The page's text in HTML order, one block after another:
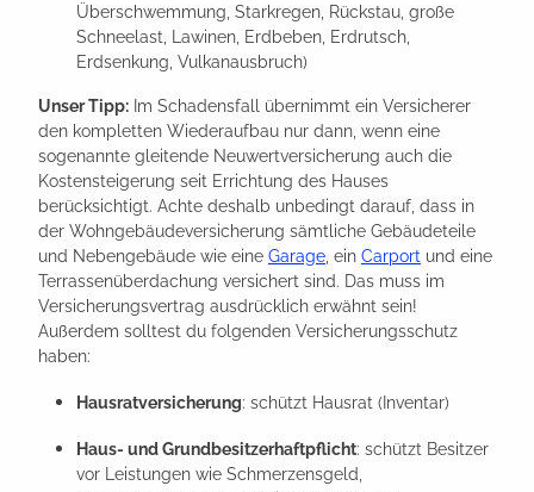
Überschwemmung, Starkregen, Rückstau, große
Schneelast, Lawinen, Erdbeben, Erdrutsch,
Erdsenkung, Vulkanausbruch)
Unser Tipp: Im Schadensfall übernimmt ein Versicherer
den kompletten Wiederaufbau nur dann, wenn eine
sogenannte gleitende Neuwertversicherung auch die
Kostensteigerung seit Errichtung des Hauses
berücksichtigt. Achte deshalb unbedingt darauf, dass in
der Wohngebäudeversicherung sämtliche Gebäudeteile
und Nebengebäude wie eine Garage , ein Carport und eine
Terrassenüberdachung versichert sind. Das muss im
Versicherungsvertrag ausdrücklich erwähnt sein!
Außerdem solltest du folgenden Versicherungsschutz
haben:
Hausratversicherung: schützt Hausrat (Inventar)
Haus- und Grundbesitzerhaftpflicht: schützt Besitzer
vor Leistungen wie Schmerzensgeld,